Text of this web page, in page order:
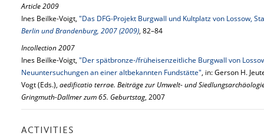
Article 2009
Ines Beilke-Voigt, "Das DFG-Projekt Burgwall und Kultplatz von Lossow,
Berlin und Brandenburg, 2007 (2009), 82–84
Incollection 2007
Ines Beilke-Voigt, "Der spätbronze-/früheisenzeitliche Burgwall von
Neuuntersuchungen an einer altbekannten Fundstätte", in: Gerson H.
Vogt (Eds.), aedificatio terrae. Beiträge zur Umwelt- und
Gringmuth-Dallmer zum 65. Geburtstag, 2007
ACTIVITIES